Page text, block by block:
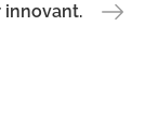
innovant.